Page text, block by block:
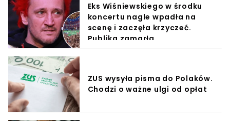
Eks Wiśniewskiego w środku
koncertu nagle wpadła na
scenę i zaczęła krzyczeć.
Publika zamarła
ZUS wysyła pisma do Polaków.
Chodzi o ważne ulgi od opłat